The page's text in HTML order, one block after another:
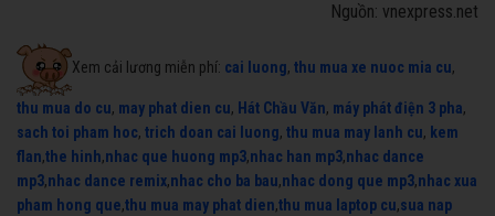
Nguồn: vnexpress.net
Xem cải lương miễn phí: cai luong, thu mua xe nuoc mia cu,
thu mua do cu, may phat dien cu, Hát Chầu Văn, máy phát điện 3 pha,
sach toi pham hoc, trich doan cai luong, thu mua may lanh cu, kem
flan,the hinh,nhac que huong mp3,nhac han mp3,nhac dance
mp3,nhac dance remix,nhac cho ba bau,nhac dong que mp3,nhac xua
pham hong que,thu mua may phat dien,thu mua laptop cu,sua nap